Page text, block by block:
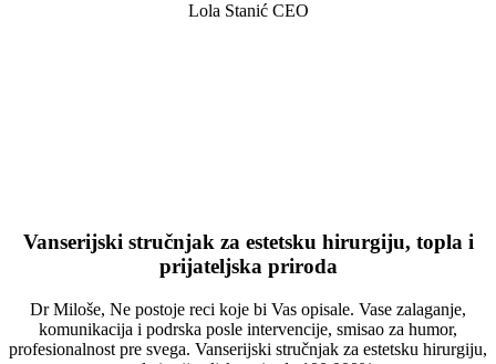
Lola Stanić CEO
Vanserijski stručnjak za estetsku hirurgiju, topla i
prijateljska priroda
Dr Miloše, Ne postoje reci koje bi Vas opisale. Vase zalaganje,
komunikacija i podrska posle intervencije, smisao za humor,
profesionalnost pre svega. Vanserijski stručnjak za estetsku hirurgiju,